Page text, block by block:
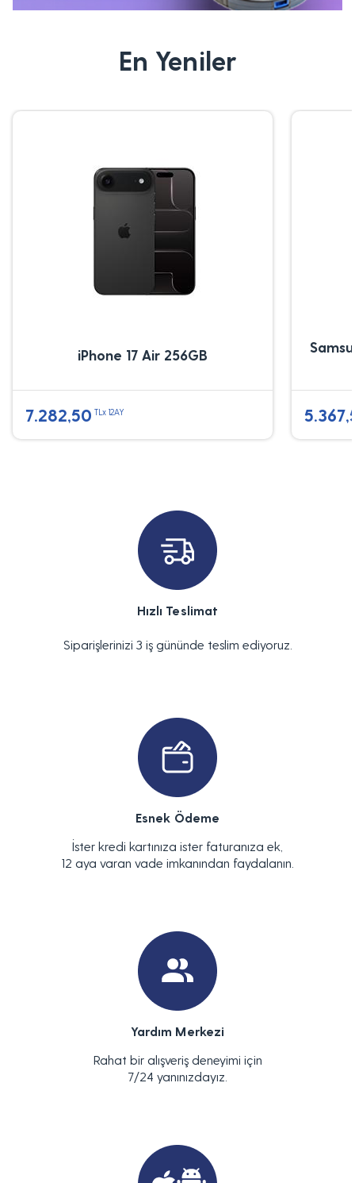
En Yeniler
iPhone 17 Air 256GB
7.282,50 TLx 12AY
Hızlı Teslimat
Siparişlerinizi 3 iş gününde teslim ediyoruz.
Esnek Ödeme
İster kredi kartınıza ister faturanıza ek,
12 aya varan vade imkanından faydalanın.
Yardım Merkezi
Rahat bir alışveriş deneyimi için
7/24 yanınızdayız.